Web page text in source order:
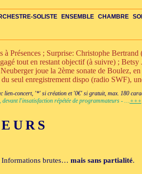
OPÉRA-
OPÉRA-CHAMBRE
CHAMBRE AUTRES-S
+VENTS-S
CLARINETTE-S
S
CHAMBRE
DUO-TRIO
CHAMBRE-DIV
CORDES
ENSEMBLE
ENS-VOIX-
ENS-ÉLECTRO
ENS-VOIX
SOLISTE
PERCUSSIONS-C
+BOIS-VENTS-C
C ORCH-
ORCH-ÉLECTRO
PETIT+VOIX
INSTR
; Surprise: Christophe
tout en restant objectif (à suivre) ; Betsy
joue la 2ème sonate de Boulez,
seul enregistrement dispo (radio SWF),
lien-concert, '*' si création et '0€' si gratuit, max. 180
devant l'insatisfaction répétée de programmateurs - …+++
Informations brutes… mais sans partialité.